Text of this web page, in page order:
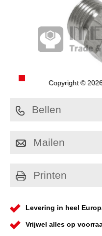
Copyright ©
Bellen
Mailen
Printen
Levering in heel
Vrijwel alles op